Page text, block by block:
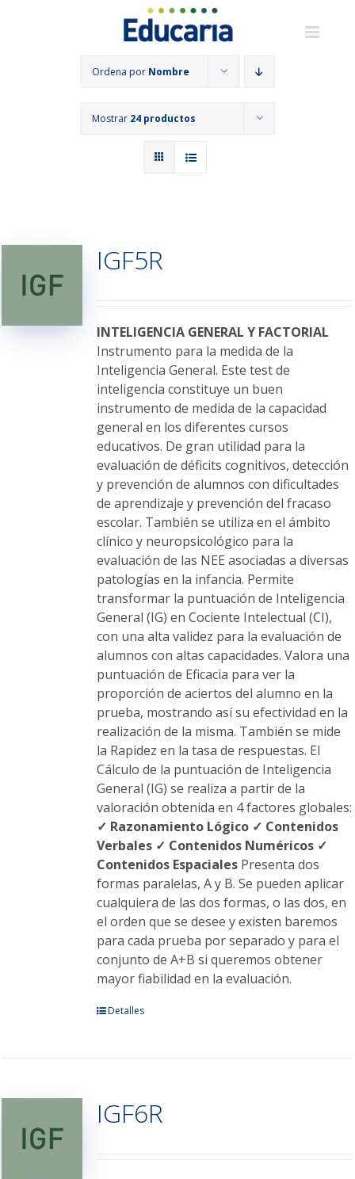
Ordena por Nombre
Mostrar 24 productos
IGF5R
INTELIGENCIA GENERAL Y FACTORIAL
Instrumento para la medida de la
Inteligencia General. Este test de
inteligencia constituye un buen
instrumento de medida de la capacidad
general en los diferentes cursos
educativos. De gran utilidad para la
evaluación de déficits cognitivos, detección
y prevención de alumnos con dificultades
de aprendizaje y prevención del fracaso
escolar. También se utiliza en el ámbito
clínico y neuropsicológico para la
evaluación de las NEE asociadas a diversas
patologías en la infancia. Permite
transformar la puntuación de Inteligencia
General (IG) en Cociente Intelectual (CI),
con una alta validez para la evaluación de
alumnos con altas capacidades. Valora una
puntuación de Eficacia para ver la
proporción de aciertos del alumno en la
prueba, mostrando así su efectividad en la
realización de la misma. También se mide
la Rapidez en la tasa de respuestas. El
Cálculo de la puntuación de Inteligencia
General (IG) se realiza a partir de la
valoración obtenida en 4 factores globales:
✓ Razonamiento Lógico ✓ Contenidos
Verbales ✓ Contenidos Numéricos ✓
Contenidos EspacialesPresenta dos
formas paralelas, A y B. Se pueden aplicar
cualquiera de las dos formas, o las dos, en
el orden que se desee y existen baremos
para cada prueba por separado y para el
conjunto de A+B si queremos obtener
mayor fiabilidad en la evaluación.
Este
Las
opciones
Detalles
IGF6R